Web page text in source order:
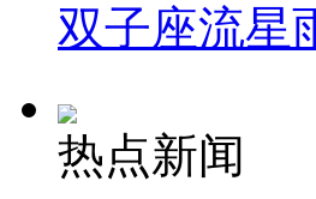
双子座流星
热点新闻